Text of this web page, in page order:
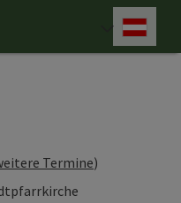
der Website
Termine)